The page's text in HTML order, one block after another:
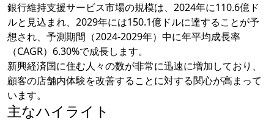
銀行維持支援サービス市場の規模は、2024年に110.6億ド
ルと見込まれ、2029年には150.1億ドルに達することが予
想され、予測期間（2024-2029年）中に年平均成長率
（CAGR）6.30%で成長します。
新興経済国に住む人々の数が非常に迅速に増加しており、
顧客の店舗内体験を改善することに対する関心が高まって
います。
主なハイライト